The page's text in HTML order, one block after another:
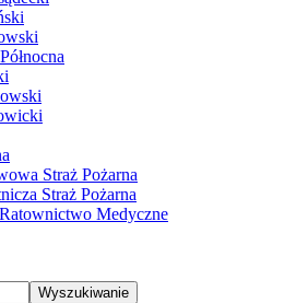
Straż Pożarna
Straż Pożarna
Medyczne